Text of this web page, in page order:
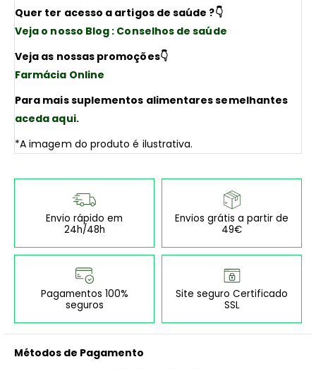
Quer ter acesso a artigos de saúde ?👇
Veja o nosso Blog : Conselhos de saúde
Veja as nossas promoções👇
Farmácia Online
Para mais suplementos alimentares semelhantes
aceda aqui.
*A imagem do produto é ilustrativa.
Envio rápido em
24h/48h
Envios grátis a partir de
49€
Pagamentos 100%
seguros
Site seguro Certificado
SSL
Métodos de Pagamento